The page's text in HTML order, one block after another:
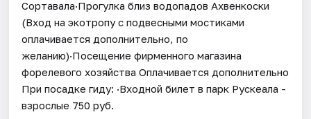
Сортавала·Прогулка близ водопадов Ахвенкоски
(Вход на экотропу с подвесными мостиками
оплачивается дополнительно, по
желанию)·Посещение фирменного магазина
форелевого хозяйства Оплачивается дополнительно
При посадке гиду: ·Входной билет в парк Рускеала -
взрослые 750 руб.